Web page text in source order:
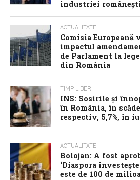
industriei
ACTUALITATE
Comisia Europeană
impactul
de Parlament la
din România
TIMP LIBER
INS: Sosirile și
în România, în
respectiv, 5,7%, în
ACTUALITATE
Bolojan: A fost
‘Diaspora
este de 100 de